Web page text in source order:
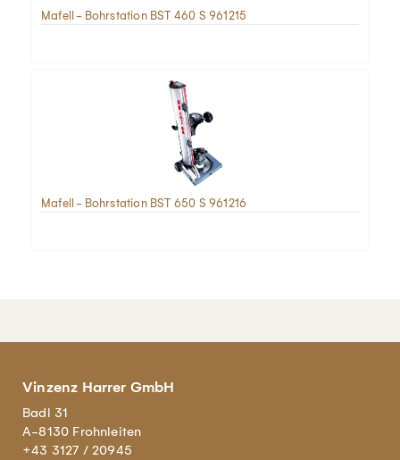
Mafell - Bohrstation BST 460 S 961215
Mafell - Bohrstation BST 650 S 961216
Vinzenz Harrer GmbH
Badl 31
A-8130 Frohnleiten
+43 3127 / 20945